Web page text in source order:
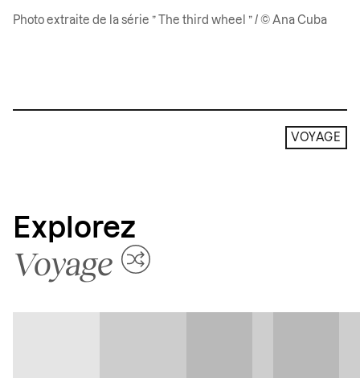
Photo extraite de la série ” The third wheel ” / © Ana Cuba
VOYAGE
Explorez
Voyage